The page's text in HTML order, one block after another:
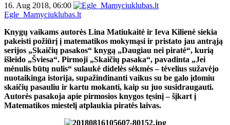
16. Aug 2018, 06:00
Egle_Mamyciuklubas.lt
Knygų vaikams autorės Lina Matiukaitė ir Ieva Kilienė siekia
pakeisti požiūrį į matematikos mokymąsi ir pristato jau antrąją
serijos „Skaičių pasakos“ knygą „Daugiau nei piratė“, kurią
išleido „Šviesa“. Pirmoji „Skaičių pasaka“, pavadinta „Jei
mėnulis būtų nulis“ sulaukė didelės sėkmės – tėvelius sužavėjo
nuotaikinga istorija, supažindinanti vaikus su be galo įdomiu
skaičių pasauliu ir kartu mokanti, kaip su juo susidraugauti.
Autorės pasakoja apie pirmosios knygos tęsinį – šįkart į
Matematikos miestelį atplaukia piratės laivas.